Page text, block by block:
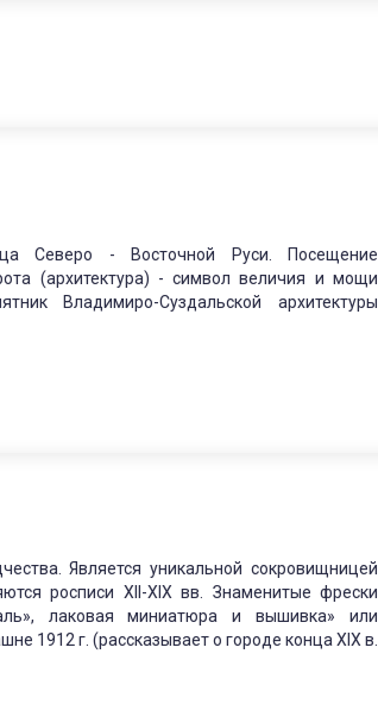
Северо - Восточной Руси. Посещение
(архитектура) - символ величия и мощи
Владимиро-Суздальской архитектуры
Является уникальной сокровищницей
росписи XII-XIX вв. Знаменитые фрески
лаковая миниатюра и вышивка» или
1912 г. (рассказывает о городе конца XIX в.